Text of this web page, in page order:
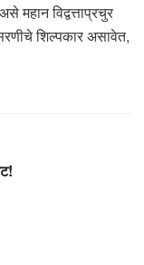
महान विद्वत्ताप्रचुर
शिल्पकार असावेत,